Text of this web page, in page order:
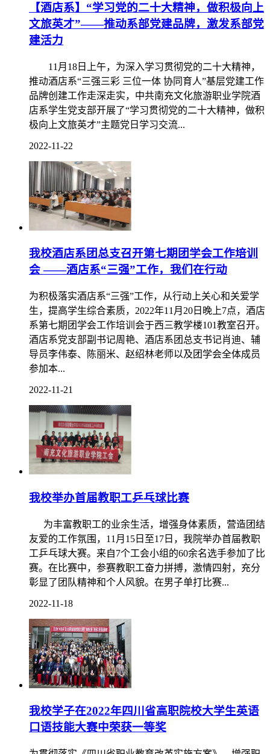
【酒店系】“学习党的二十大精神，做积极向上
文旅英才”——推动系部党建品牌，激发系部党
建活力
11月18日上午，为深入学习贯彻党的二十大精神，
推动酒店系“三强三彩 三位一体 协同育人”基层党建工作
品牌创建工作走深走实，中共南充文化旅游职业学院酒
店系学生党支部开展了“学习贯彻党的二十大精神，做积
极向上文旅英才”主题党日学习交流...
2022-11-22
我校酒店系团总支召开第七期团学会工作培训
会 ——酒店系“三强”工作，我们在行动
为积极落实酒店系“三强”工作，从行动上关心和关爱学
生，提高学生综合素质，2022年11月20日晚上7点，酒店
系第七期团学会工作培训会于西三教学楼101教室召开。
酒店系党支部副书记周艳、酒店系团总支书记肖迪、辅
导员李伟泰、陈丽米、赵绍林老师以及团学会全体成员
参加本...
2022-11-21
我校举办首届教职工乒乓球比赛
为丰富教职工的业余生活，增强身体素质，营造团结
友爱的工作氛围，11月15日至17日，我院举办首届教职
工乒乓球大赛。来自7个工会小组的60余名选手参加了比
赛。在比赛中，参赛教职工奋力拼搏，激情四射，充分
彰显了团队精神和个人风貌。在男子单打比赛...
2022-11-18
我校学子在2022年四川省高职院校大学生英语
口语技能大赛中荣获一等奖